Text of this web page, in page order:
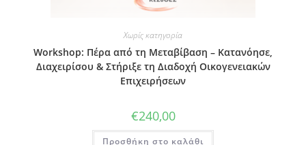
Χωρίς κατηγορία
Workshop: Πέρα από τη Μεταβίβαση – Κατανόησε,
Διαχειρίσου & Στήριξε τη Διαδοχή Οικογενειακών
Επιχειρήσεων
€240,00
Προσθήκη στο καλάθι